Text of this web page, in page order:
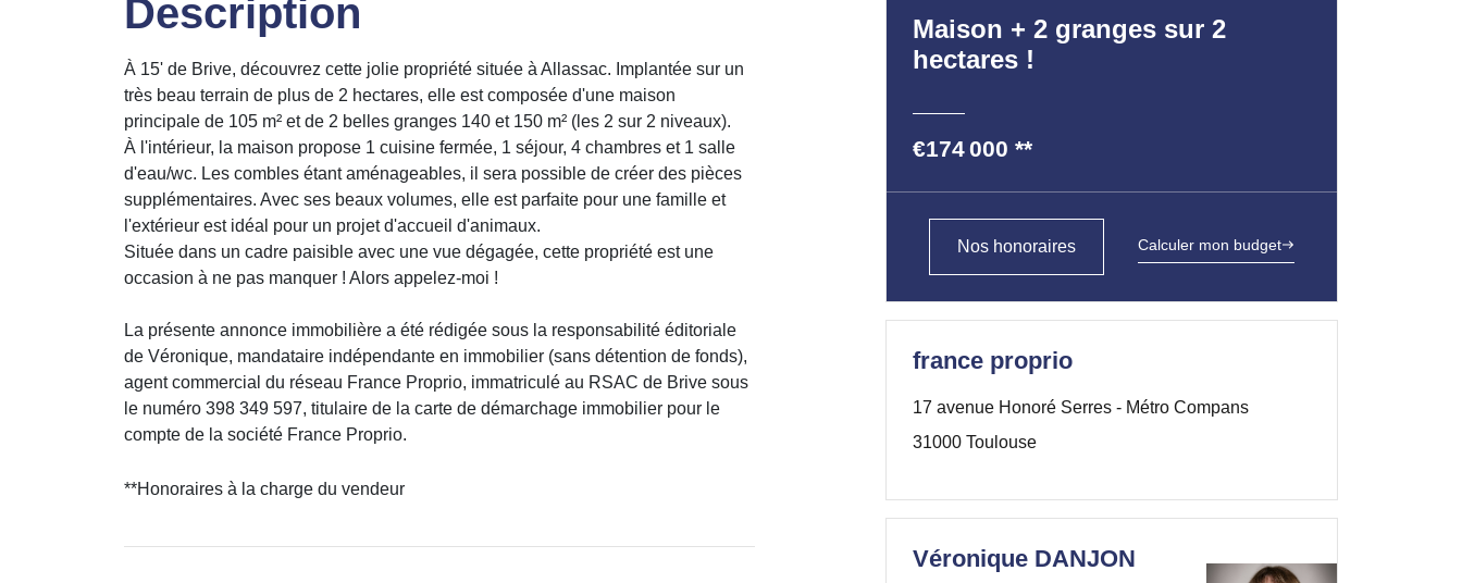
Description
À 15' de Brive, découvrez cette jolie propriété située à Allassac. Implantée sur un
très beau terrain de plus de 2 hectares, elle est composée d'une maison
principale de 105 m² et de 2 belles granges 140 et 150 m² (les 2 sur 2 niveaux).
À l'intérieur, la maison propose 1 cuisine fermée, 1 séjour, 4 chambres et 1 salle
d'eau/wc. Les combles étant aménageables, il sera possible de créer des pièces
supplémentaires. Avec ses beaux volumes, elle est parfaite pour une famille et
l'extérieur est idéal pour un projet d'accueil d'animaux.
Située dans un cadre paisible avec une vue dégagée, cette propriété est une
occasion à ne pas manquer ! Alors appelez-moi !
La présente annonce immobilière a été rédigée sous la responsabilité éditoriale
de Véronique, mandataire indépendante en immobilier (sans détention de fonds),
agent commercial du réseau France Proprio, immatriculé au RSAC de Brive sous
le numéro 398 349 597, titulaire de la carte de démarchage immobilier pour le
compte de la société France Proprio.
**Honoraires à la charge du vendeur
Maison + 2 granges sur 2
hectares !
€174 000 **
Nos honoraires Calculer mon budget
france proprio
17 avenue Honoré Serres - Métro Compans
31000 Toulouse
Véronique DANJON